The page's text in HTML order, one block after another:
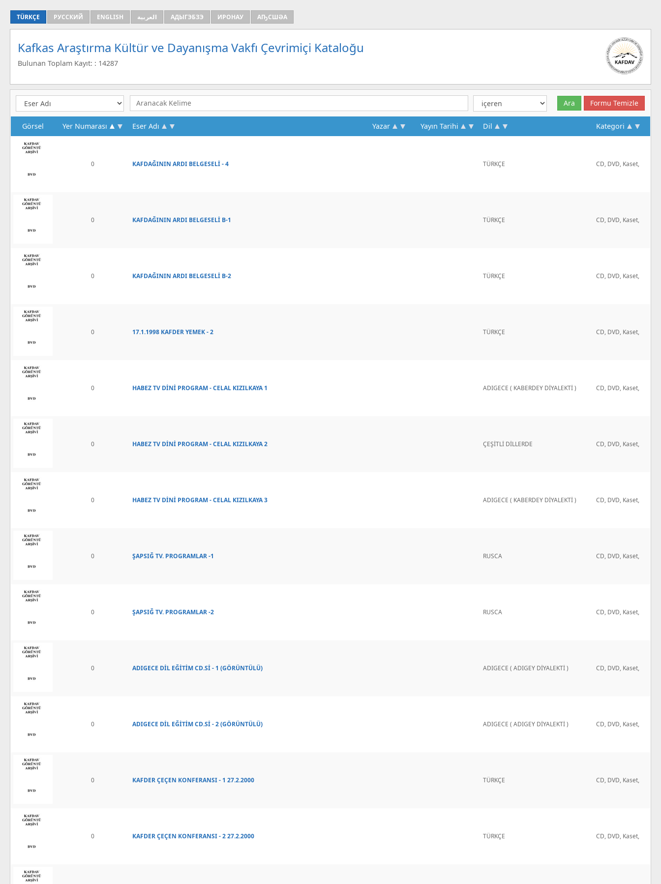
TÜRKÇE РУССКИЙ ENGLISH العربية АДЫГЭБЗЭ ИРОНАУ АҦСШӘА
Kafkas Araştırma Kültür ve Dayanışma Vakfı Çevrimiçi Kataloğu
Bulunan Toplam Kayıt: : 14287
Görsel Yer Numarası Eser Adı Yazar Yayın Tarihi Dil Kategori
0 KAFDAĞININ ARDI BELGESELİ - 4 TÜRKÇE CD, DVD, Kaset,
0 KAFDAĞININ ARDI BELGESELİ B-1 TÜRKÇE CD, DVD, Kaset,
0 KAFDAĞININ ARDI BELGESELİ B-2 TÜRKÇE CD, DVD, Kaset,
0 17.1.1998 KAFDER YEMEK - 2 TÜRKÇE CD, DVD, Kaset,
0 HABEZ TV DİNİ PROGRAM - CELAL KIZILKAYA 1 ADIGECE ( KABERDEY DİYALEKTİ ) CD, DVD, Kaset,
0 HABEZ TV DİNİ PROGRAM - CELAL KIZILKAYA 2 ÇEŞİTLİ DİLLERDE CD, DVD, Kaset,
0 HABEZ TV DİNİ PROGRAM - CELAL KIZILKAYA 3 ADIGECE ( KABERDEY DİYALEKTİ ) CD, DVD, Kaset,
0 ŞAPSIĞ TV. PROGRAMLAR -1 RUSCA CD, DVD, Kaset,
0 ŞAPSIĞ TV. PROGRAMLAR -2 RUSCA CD, DVD, Kaset,
0 ADIGECE DİL EĞİTİM CD.Sİ - 1 (GÖRÜNTÜLÜ) ADIGECE ( ADIGEY DİYALEKTİ ) CD, DVD, Kaset,
0 ADIGECE DİL EĞİTİM CD.Sİ - 2 (GÖRÜNTÜLÜ) ADIGECE ( ADIGEY DİYALEKTİ ) CD, DVD, Kaset,
0 KAFDER ÇEÇEN KONFERANSI - 1 27.2.2000 TÜRKÇE CD, DVD, Kaset,
0 KAFDER ÇEÇEN KONFERANSI - 2 27.2.2000 TÜRKÇE CD, DVD, Kaset,